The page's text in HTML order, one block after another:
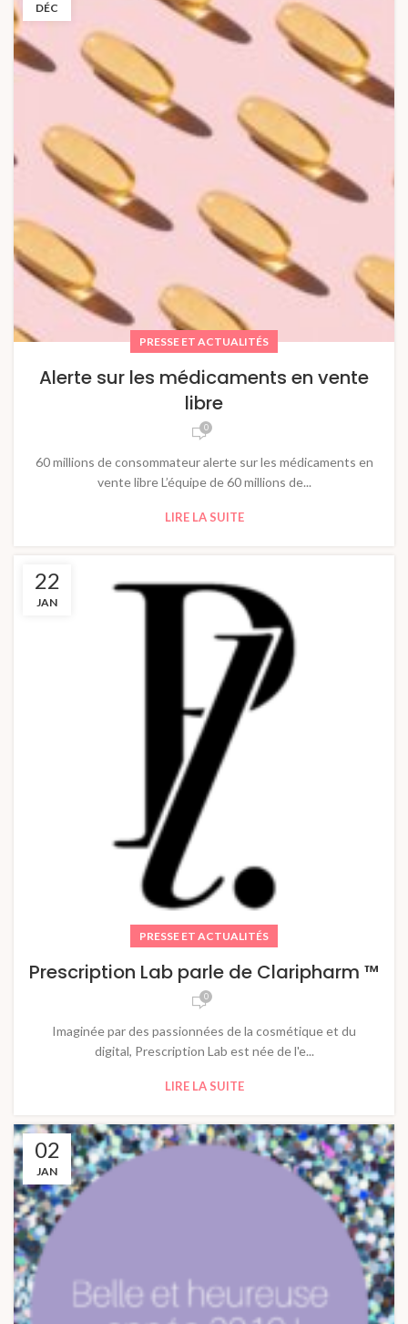
DÉC
PRESSE ET ACTUALITÉS
Alerte sur les médicaments en vente
libre
0
60 millions de consommateur alerte sur les médicaments en
vente libre L’équipe de 60 millions de...
LIRE LA SUITE
22
JAN
PRESSE ET ACTUALITÉS
Prescription Lab parle de Claripharm ™
0
Imaginée par des passionnées de la cosmétique et du
digital, Prescription Lab est née de l'e...
LIRE LA SUITE
02
JAN